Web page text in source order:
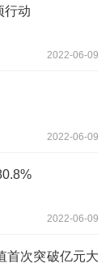
行动
2022-06-09
2022-06-09
2022-06-09
首次突破亿元大